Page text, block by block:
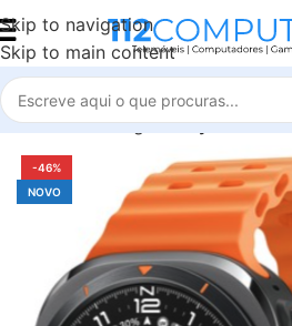
Skip to navigation
Skip to main content
Início Samsung Galaxy Watch
-46%
NOVO